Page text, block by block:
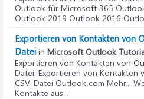
Outlook für Microsoft 365
Outlook 2019 Outlook 2016
Exportieren von Kontakten von
Datei in Microsoft Outlook
Exportieren von Kontakten von
Datei: Exportieren von Kontakten
CSV-Datei Outlook.com Mehr...
Kontakte aus...